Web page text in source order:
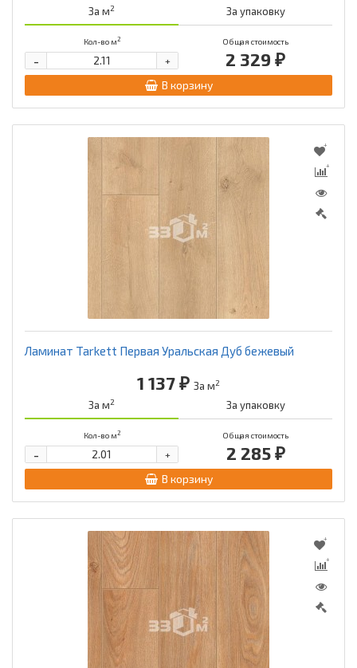
За м2 За упаковку
Кол-во м2 Общая стоимость
2 329 ₽
+
-
В корзину
Ламинат Tarkett Первая Уральская Дуб бежевый
1 137 ₽ За м2
За м2 За упаковку
Кол-во м2 Общая стоимость
2 285 ₽
+
-
В корзину